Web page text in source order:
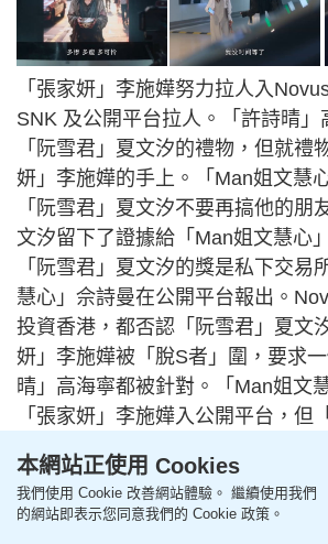
「張家妍」李施嬅努力拉人入
SNK 及公開平台拉人。「許詩晴」
「阮雪君」夏文汐的禮物，但就禮
妍」李施嬅的手上。「Man姐文慧
「阮雪君」夏文汐不要再搞他的朋
文汐留下了證據給「Man姐文慧心
「阮雪君」夏文汐的獎是私下交易
慧心」佘詩曼在公開平台報出。
投資香港，都否認「阮雪君」夏文
妍」李施嬅被「脫S者」圍，要求
晴」高海寧都被針對。「Man姐文
「張家妍」李施嬅入公開平台，但
港女首富生cancer，估計係「白書
芷瑤」陳曉華用AI 去整一張「白書
本網站正使用 Cookies
我們使用 Cookie 改善網站體驗。 繼續使用我們
的網站即表示您同意我們的 Cookie 政策。